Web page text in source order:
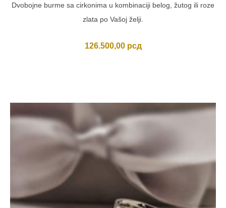
Dvobojne burme sa cirkonima u kombinaciji belog, žutog ili roze
zlata po Vašoj želji.
126.500,00 рсд